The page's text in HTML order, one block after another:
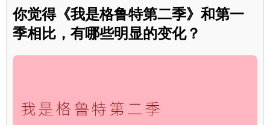
你觉得《我是格鲁特第二季》和第一
季相比，有哪些明显的变化？